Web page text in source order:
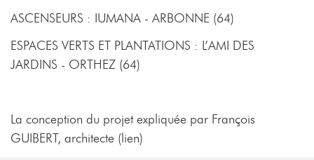
ASCENSEURS : IUMANA - ARBONNE (64)
ESPACES VERTS ET PLANTATIONS : L’AMI DES
JARDINS - ORTHEZ (64)
La conception du projet expliquée par François
GUIBERT, architecte (lien)